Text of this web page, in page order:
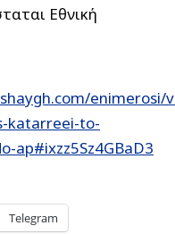
Εθνική
enimerosi/
katarreei-to-
ap#ixzz5Sz4GBaD3
Telegram